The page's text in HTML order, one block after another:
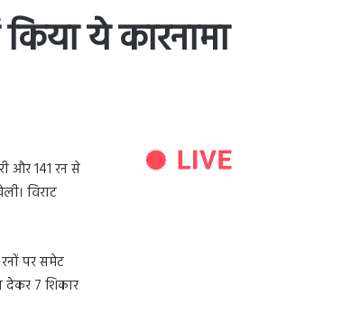
ये कारनामा
और 141 रन से
विराट
पर समेट
देकर 7 शिकार